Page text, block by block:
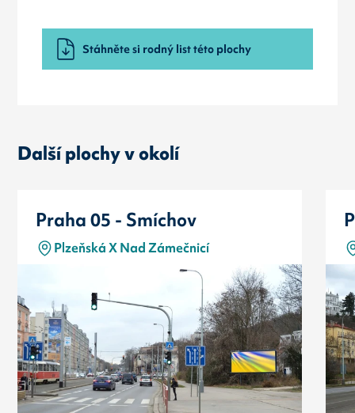
Stáhněte si rodný list této plochy
Další plochy v okolí
Praha 05 - Smíchov
Plzeňská X Nad Zámečnicí